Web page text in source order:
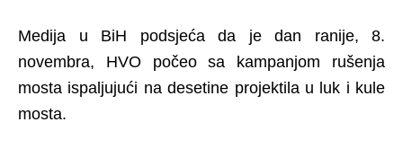
Medija u BiH podsjeća da je dan ranije, 8.
novembra, HVO počeo sa kampanjom rušenja
mosta ispaljujući na desetine projektila u luk i kule
mosta.